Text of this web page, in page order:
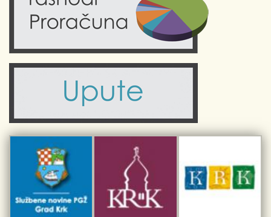
Obrazovanje
Komunalne usluge
Civilni sektor (arhiva udruga)
Sport i rekreacija
Kalendar događanja
Turistička zajednica otoka Krka
Kulturno-turistička ruta Putovima Frankopana
Dar iz Krka
Interpretacijski centar pomorske baštine